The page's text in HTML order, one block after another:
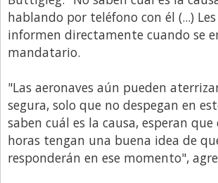
hablando por teléfono con él (...)
informen directamente cuando se
mandatario.
"Las aeronaves aún pueden
segura, solo que no despegan en
saben cuál es la causa, esperan
horas tengan una buena idea de
responderán en ese momento",